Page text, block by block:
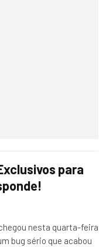
para
nesta quarta-feira
bug sério que acabou